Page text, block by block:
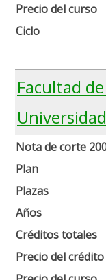
Precio del curso
Ciclo
Facultad
Nota de corte
Plan
Plazas
Años
Créditos totales
Precio del crédito